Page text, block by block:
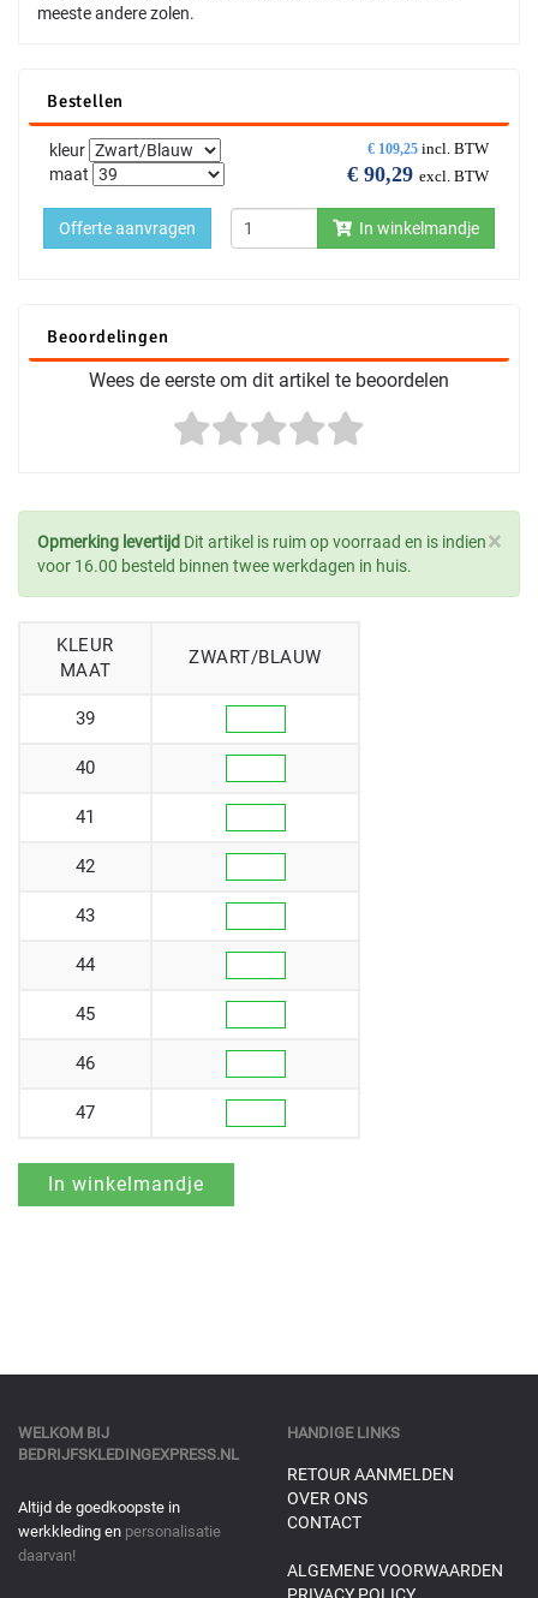
meeste andere zolen.
Bestellen
€ 109,25 incl. BTW
€ 90,29 excl. BTW
kleur
maat
In winkelmandje
Offerte aanvragen
Beoordelingen
Wees de eerste om dit artikel te beoordelen
×
Opmerking levertijd Dit artikel is ruim op voorraad en is indien
voor 16.00 besteld binnen twee werkdagen in huis.
KLEUR
MAAT
ZWART/BLAUW
39
40
41
42
43
44
45
46
47
WELKOM BIJ
BEDRIJFSKLEDINGEXPRESS.NL
Altijd de goedkoopste in
werkkleding en personalisatie
daarvan!
HANDIGE LINKS
RETOUR AANMELDEN
OVER ONS
CONTACT
ALGEMENE VOORWAARDEN
PRIVACY POLICY